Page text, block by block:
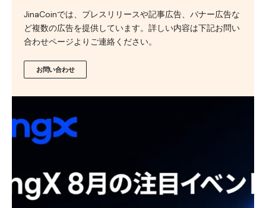
JinaCoinでは、プレスリリースや記事広告、バナー広告な
ど複数の広告を提供しています。詳しい内容は下記お問い
合わせページよりご連絡ください。
お問い合わせ